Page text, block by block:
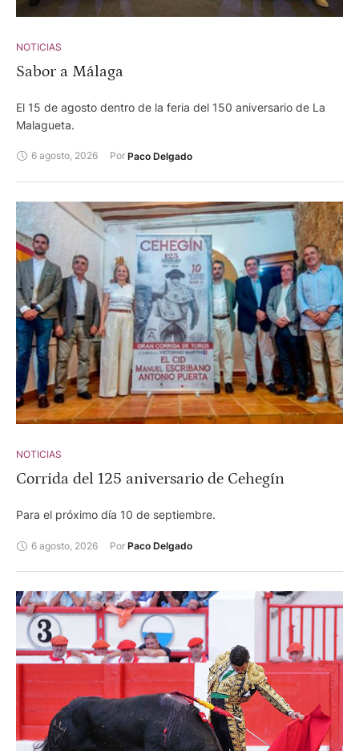
Pallarés y Valldellán para Isaac Fonseca, Cristian Pérez y
NOTICIAS
Sabor a Málaga
El 15 de agosto dentro de la feria del 150 aniversario de La
Malagueta.
6 agosto, 2026 Por Paco Delgado
NOTICIAS
Corrida del 125 aniversario de Cehegín
Para el próximo día 10 de septiembre.
6 agosto, 2026 Por Paco Delgado